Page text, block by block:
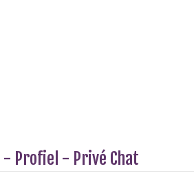
- Profiel - Privé Chat